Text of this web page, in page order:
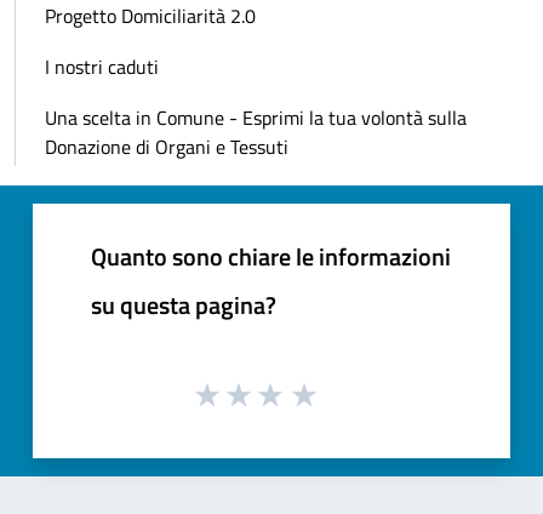
Progetto Domiciliarità 2.0
I nostri caduti
Una scelta in Comune - Esprimi la tua volontà sulla
Donazione di Organi e Tessuti
Quanto sono chiare le informazioni
su questa pagina?